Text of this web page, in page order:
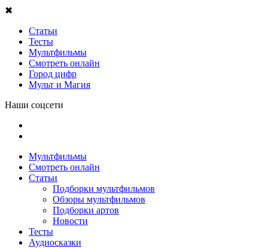
✖
Статьи
Тесты
Мультфильмы
Смотреть онлайн
Город цифр
Мульт и Магия
Наши соцсети
Мультфильмы
Смотреть онлайн
Статьи
Подборки мультфильмов
Обзоры мультфильмов
Подборки артов
Новости
Тесты
Аудиосказки